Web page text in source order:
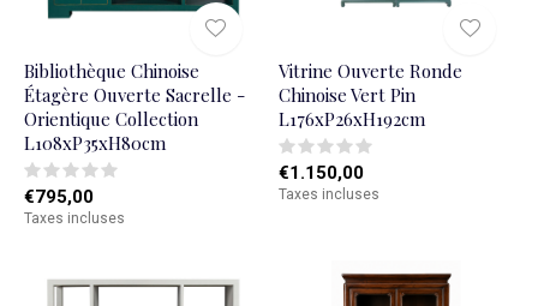
Bibliothèque Chinoise
Étagère Ouverte Sacrelle -
Orientique Collection
L108xP35xH80cm
€795,00
Taxes incluses
Vitrine Ouverte Ronde
Chinoise Vert Pin
L176xP26xH192cm
€1.150,00
Taxes incluses